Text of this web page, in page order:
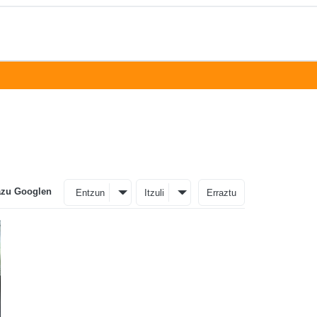
Googlen Entzun Itzuli Erraztu